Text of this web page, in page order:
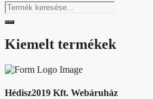
Kiemelt termékek
Hédisz2019 Kft. Webáruház